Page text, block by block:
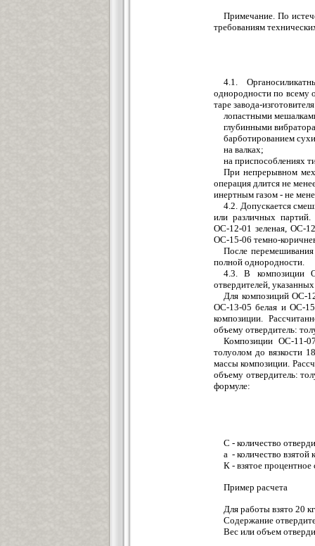
Примечание. По
требованиям
4.1.
однородности по всему
таре завода-
лопастными
глубинными
барботированием
на валках;
на приспособлениях
При непрерывном
операция длится не
инертным газом - не
4.2. Допускается
или различных
ОС-12-01 зеленая, ОС-
ОС-15-06 темно-
После
полной однородности.
4.3. В композиции
отвердителей,
Для композиций ОС-
ОС-13-05 белая и ОС-
композиции.
объему отвердитель:
Композиции ОС-11-
толуолом до вязкости
массы композиции.
объему отвердитель:
формуле:
С - количество
а - количество взятой
К - взятое
Пример расчета
Для работы взято 20
Содержание
Вес или объем